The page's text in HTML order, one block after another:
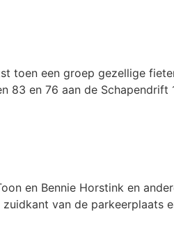
toen een groep gezellige
83 en 76 aan de Schapendrift
en Bennie Horstink en
van de parkeerplaats